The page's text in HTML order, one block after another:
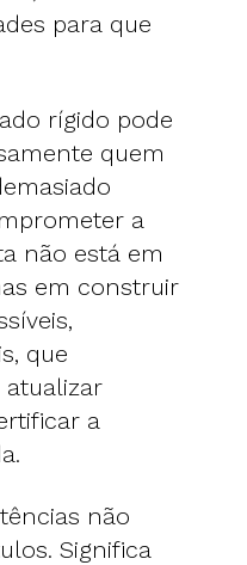
para que
rígido pode
quem
a
não está em
em construir
que
atualizar
a
não
Significa